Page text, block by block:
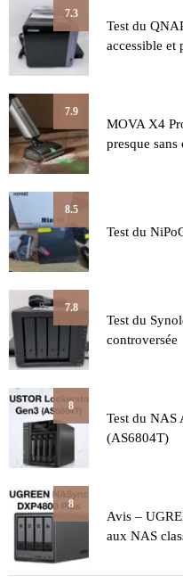
7.3
Test du
accessible et
7.9
MOVA X4
presque
8.5
Test du
7.8
Test du
controversée
8
Test du NAS
(AS6804T)
8
Avis –
aux NAS